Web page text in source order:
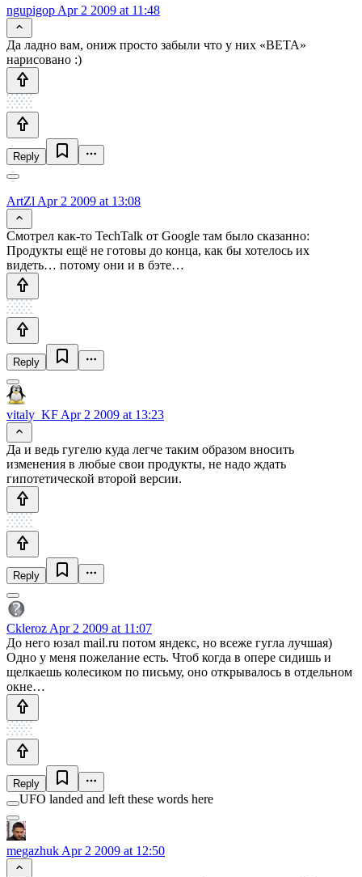
ngupigop Apr 2 2009 at 11:48
Да ладно вам, ониж просто забыли что у них «BETA»
нарисовано :)
Reply
ArtZl Apr 2 2009 at 13:08
Смотрел как-то TechTalk от Google там было сказанно:
Продукты ещё не готовы до конца, как бы хотелось их
видеть… потому они и в бэте…
Reply
vitaly_KF Apr 2 2009 at 13:23
Да и ведь гугелю куда легче таким образом вносить
изменения в любые свои продукты, не надо ждать
гипотетической второй версии.
Reply
Ckleroz Apr 2 2009 at 11:07
До него юзал mail.ru потом яндекс, но всеже гугла лучшая)
Одно у меня пожелание есть. Чтоб когда в опере сидишь и
щелкаешь колесиком по письму, оно открывалось в отдельном
окне…
Reply
UFO landed and left these words here
megazhuk Apr 2 2009 at 12:50